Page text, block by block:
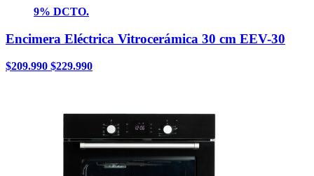
9% DCTO.
Encimera Eléctrica Vitrocerámica 30 cm EEV-30
$209.990 $229.990